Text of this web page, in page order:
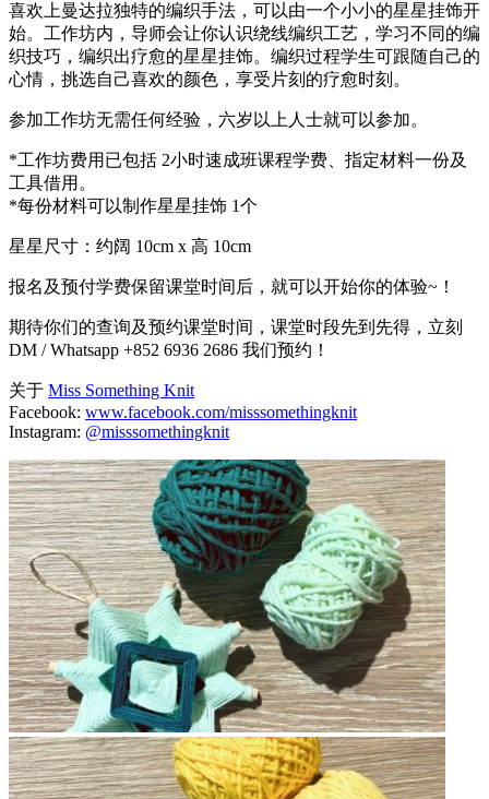
喜欢上曼达拉独特的编织手法，可以由一个小小的星星挂饰开
始。工作坊内，导师会让你认识绕线编织工艺，学习不同的编
织技巧，编织出疗愈的星星挂饰。编织过程学生可跟随自己的
心情，挑选自己喜欢的颜色，享受片刻的疗愈时刻。
参加工作坊无需任何经验，六岁以上人士就可以参加。
*工作坊费用已包括 2小时速成班课程学费、指定材料一份及
工具借用。
*每份材料可以制作星星挂饰 1个
星星尺寸：约阔 10cm x 高 10cm
报名及预付学费保留课堂时间后，就可以开始你的体验~！
期待你们的查询及预约课堂时间，课堂时段先到先得，立刻
DM / Whatsapp +852 6936 2686 我们预约！
关于 Miss Something Knit
Facebook: www.facebook.com/misssomethingknit
Instagram: @misssomethingknit